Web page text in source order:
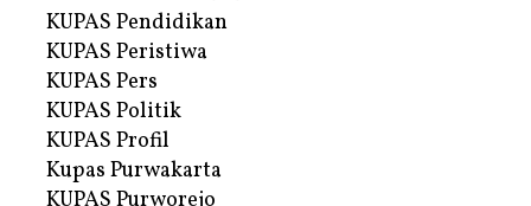
KUPAS Pendidikan
KUPAS Peristiwa
KUPAS Pers
KUPAS Politik
KUPAS Profil
Kupas Purwakarta